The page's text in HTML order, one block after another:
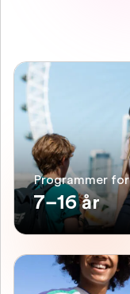
Programmer for
7–16 år